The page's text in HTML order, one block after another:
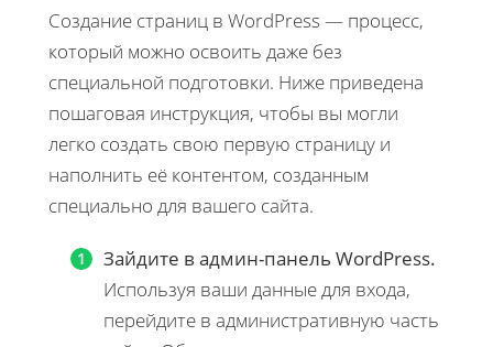
Создание страниц в WordPress — процесс,
который можно освоить даже без
специальной подготовки. Ниже приведена
пошаговая инструкция, чтобы вы могли
легко создать свою первую страницу и
наполнить её контентом, созданным
специально для вашего сайта.
Зайдите в админ-панель WordPress.
Используя ваши данные для входа,
перейдите в административную часть